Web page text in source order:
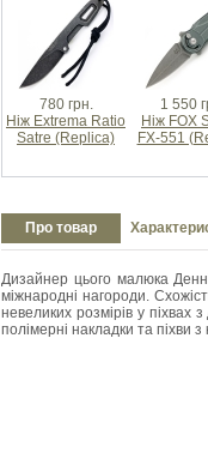
780 грн.
Ніж Extrema Ratio
Satre (Replica)
1 550
Ніж FOX
FX-551
Про товар
Дизайнер цього малюка
міжнародні нагороди.
невеликих розмірів у
полімерні накладки та піхви